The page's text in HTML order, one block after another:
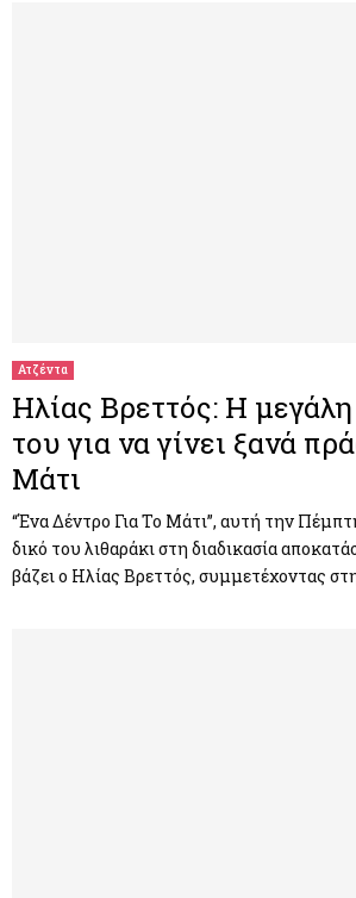
Ατζέντα
Ηλίας Βρεττός: Η
του για να γίνει ξανά
Μάτι
“Ένα Δέντρο Για Το Μάτι”, αυτή την
δικό του λιθαράκι στη διαδικασία
βάζει ο Ηλίας Βρεττός, συμμετέχοντας